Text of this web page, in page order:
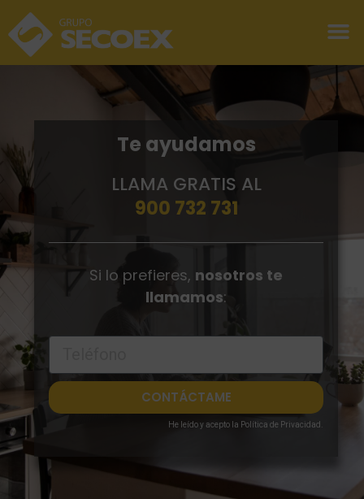
Te ayudamos
LLAMA GRATIS AL
900 732 731
Si lo prefieres, nosotros te
llamamos:
CONTÁCTAME
He leídoy acepto la Política de Privacidad